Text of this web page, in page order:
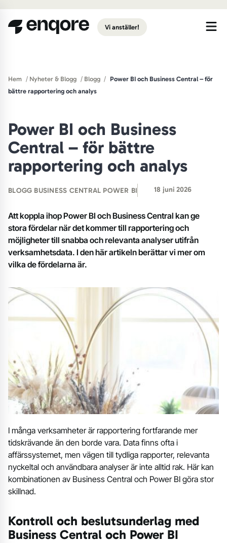
Vi anställer!
Hem / Nyheter & Blogg / Blogg / Power BI och Business Central – för
bättre rapportering och analys
Power BI och Business
Central – för bättre
rapportering och analys
BLOGG BUSINESS CENTRAL POWER BI 18 juni 2026
Att koppla ihop Power BI och Business Central kan ge
stora fördelar när det kommer till rapportering och
möjligheter till snabba och relevanta analyser utifrån
verksamhetsdata. I den här artikeln berättar vi mer om
vilka de fördelarna är.
I många verksamheter är rapportering fortfarande mer
tidskrävande än den borde vara. Data finns ofta i
affärssystemet, men vägen till tydliga rapporter, relevanta
nyckeltal och användbara analyser är inte alltid rak. Här kan
kombinationen av Business Central och Power BI göra stor
skillnad.
Kontroll och beslutsunderlag med
Business Central och Power BI